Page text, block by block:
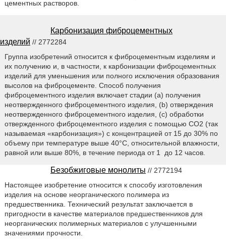
цементных растворов.
Карбонизация фиброцементных
изделий // 2772284
Группа изобретений относится к фиброцементным изделиям и
их получению и, в частности, к карбонизации фиброцементных
изделий для уменьшения или полного исключения образования
высолов на фиброцементе. Способ получения
фиброцементного изделия включает стадии (a) получения
неотвержденного фиброцементного изделия, (b) отверждения
неотвержденного фиброцементного изделия, (c) обработки
отвержденного фиброцементного изделия с помощью CO2 (так
называемая «карбонизация») с концентрацией от 15 до 30% по
объему при температуре выше 40°C, относительной влажности,
равной или выше 80%, в течение периода от 1 до 12 часов.
Безобжиговые монолиты // 2772194
Настоящее изобретение относится к способу изготовления
изделия на основе неорганического полимера из
предшественника. Технический результат заключается в
пригодности в качестве материалов предшественников для
неорганических полимерных материалов с улучшенными
значениями прочности.